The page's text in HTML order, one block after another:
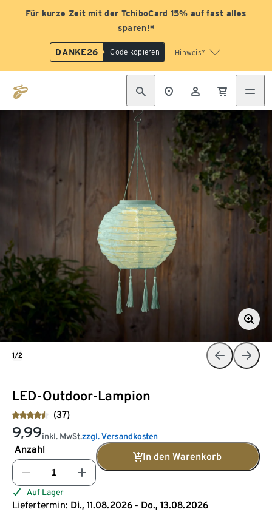
Für kurze Zeit mit der TchiboCard 15% auf fast alles
sparen!*
DANKE26 Code kopieren Hinweis*
LED-Outdoor-Lampion
(37)
9,99inkl. MwSt.zzgl. Versandkosten
Anzahl
In den Warenkorb
Auf Lager
Liefertermin: Di., 11.08.2026 - Do., 13.08.2026
1/2